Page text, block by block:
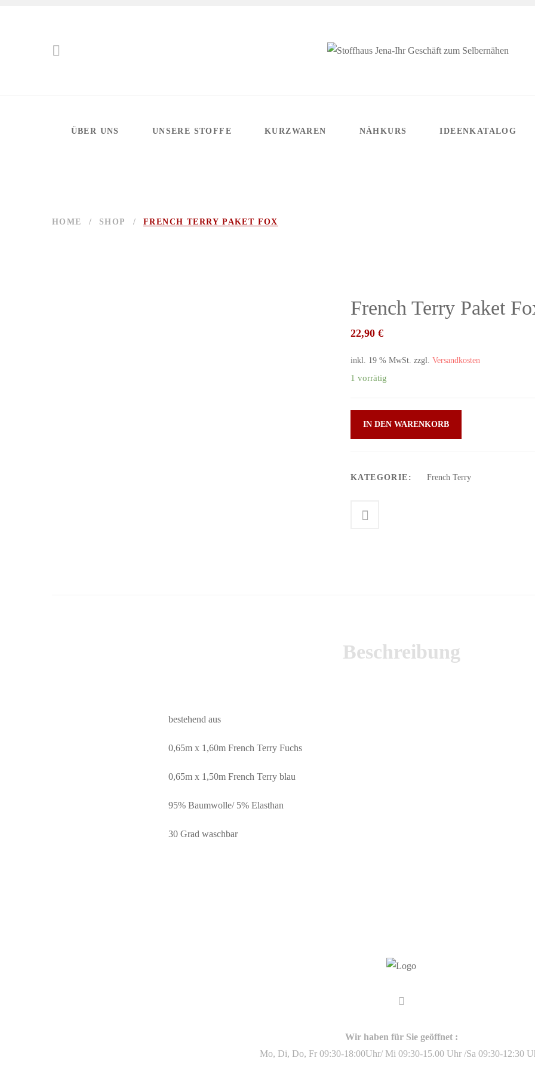
ÜBER UNS UNSERE STOFFE KURZWAREN NÄHKURS IDEENKATALOG
HOME / SHOP / FRENCH TERRY PAKET FOX
French Terry Paket
22,90 €
inkl. 19 % MwSt. zzgl. Versandkosten
1 vorrätig
IN DEN WARENKORB
KATEGORIE: French Terry
Beschreibung
bestehend aus
0,65m x 1,60m French Terry Fuchs
0,65m x 1,50m French Terry blau
95% Baumwolle/ 5% Elasthan
30 Grad waschbar
Wir haben für Sie geöffnet :
Mo, Di, Do, Fr 09:30-18:00Uhr/ Mi 09:30-15.00 Uhr /Sa 09:30-12:30